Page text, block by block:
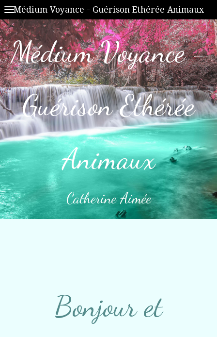
Médium Voyance - Guérison Ethérée Animaux
Médium Voyance -
Guérison Ethérée
Animaux
Catherine Aimée
Bonjour et